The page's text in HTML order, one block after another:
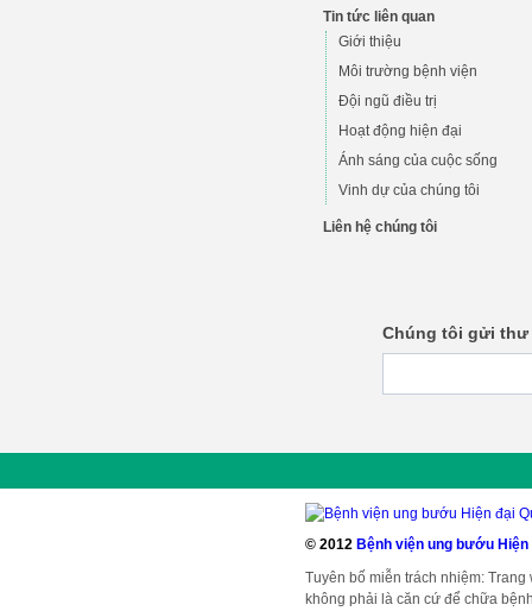
Tin tức liên quan
Giới thiệu
Môi trường bệnh viện
Đội ngũ điều trị
Hoạt động hiện đại
Ánh sáng của cuộc sống
Vinh dự của chúng tôi
Liên hệ chúng tôi
Chúng tôi gửi
© 2012 Bệnh viện ung bướu
Tuyên bố miễn trách nhiệm:
không phải là căn cứ để chữa